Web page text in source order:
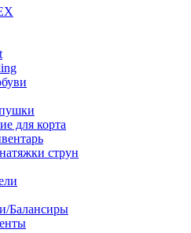
для корта
струн
Балансиры